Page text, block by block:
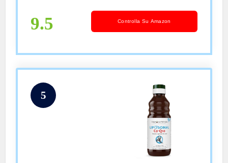
9.5 Controlla Su Amazon
5